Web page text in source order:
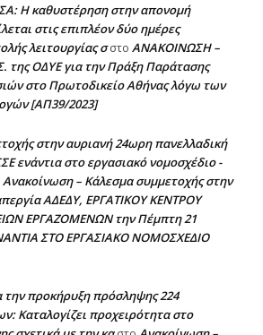
Η καθυστέρηση στην απονομή
στις επιπλέον δύο ημέρες
λειτουργίας σστο ΑΝΑΚΟΙΝΩΣΗ –
της ΟΔΥΕ για την Πράξη Παράτασης
στο Πρωτοδικείο Αθήνας λόγω των
[ΑΠ39/2023]
στην αυριανή 24ωρη πανελλαδική
ενάντια στο εργασιακό νομοσχέδιο -
Ανακοίνωση – Κάλεσμα συμμετοχής στην
ΑΔΕΔΥ, ΕΡΓΑΤΙΚΟΥ ΚΕΝΤΡΟΥ
ΕΡΓΑΖΟΜΕΝΩΝ την Πέμπτη 21
ΣΤΟ ΕΡΓΑΣΙΑΚΟ ΝΟΜΟΣΧΕΔΙΟ
προκήρυξη πρόσληψης 224
Καταλογίζει προχειρότητα στο